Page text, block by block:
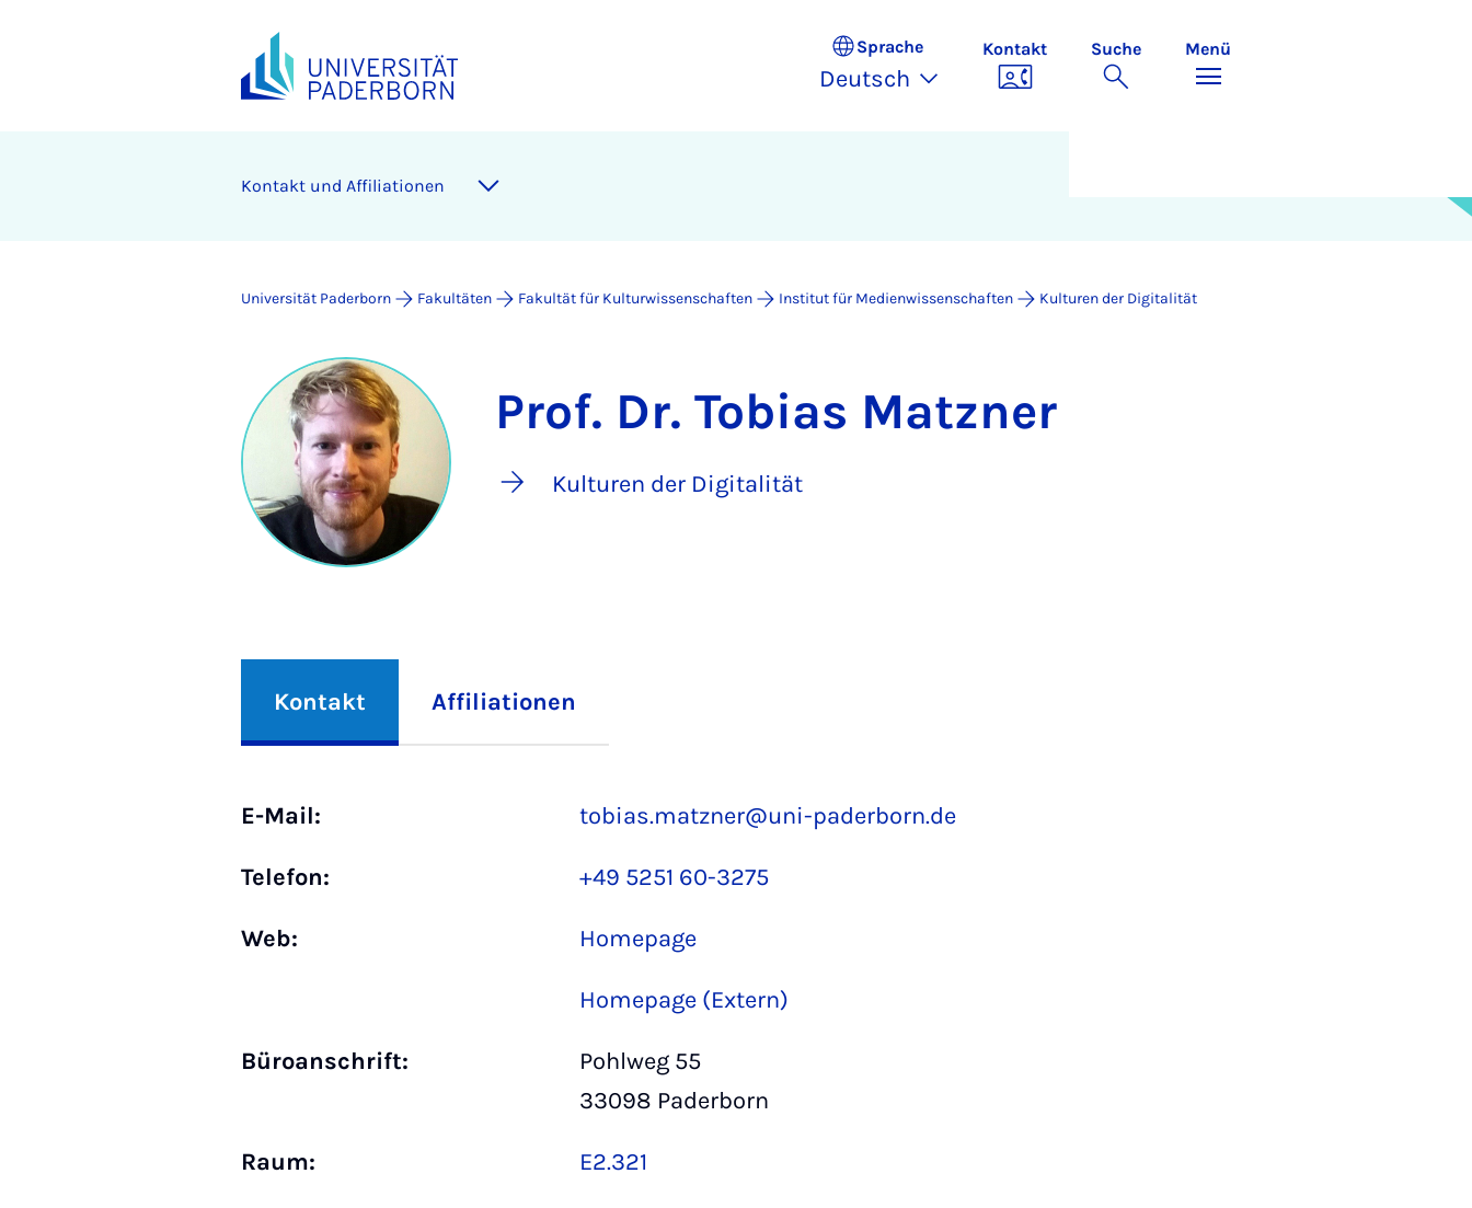
Sprache
Deutsch
Kontakt Suche Menü
Kontakt und Affiliationen
Universität Paderborn Fakultäten Fakultät für Kulturwissenschaften Institut für Medienwissenschaften Kulturen der Digitalität
Prof. Dr. Tobias Matzner
Kulturen der Digitalität
Kontakt Affiliationen
E-Mail: tobias.matzner@uni-paderborn.de
Telefon: +49 5251 60-3275
Web: Homepage
Homepage (Extern)
Büro­anschrift:
Pohlweg 55
33098 Paderborn
Raum: E2.321